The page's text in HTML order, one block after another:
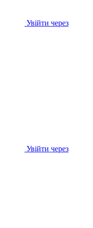
Увійти через
Увійти через